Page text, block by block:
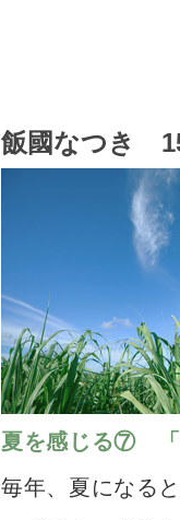
飯國なつき
夏を感じる⑦ 「
毎年、夏になる